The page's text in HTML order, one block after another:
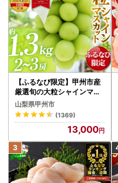
【ふるなび限定】甲州市産
厳選旬の大粒シャインマス
カット 約1.3kg 2～3房【2
026年発送】（MG）B12-
472 FN-Limited-VO シャ
インマスカット フルーツ
山梨県甲州市
(1369)
13,000